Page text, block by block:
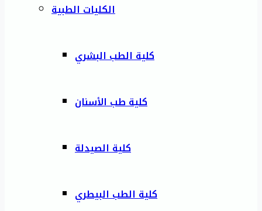
الكليات الطبية
كلية الطب البشري
كلية طب الأسنان
كلية الصيدلة
كلية الطب البيطري